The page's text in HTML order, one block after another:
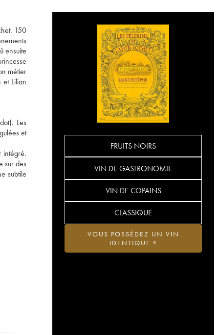
150
ensuite
métier
Lilian
Les
et
intégré.
sur des
subtile
FRUITS NOIRS
VIN DE GASTRONOMIE
VIN DE COPAINS
CLASSIQUE
VOUS POSSÉDEZ UN VIN
IDENTIQUE ?